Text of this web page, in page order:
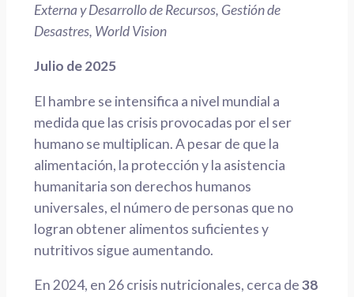
Externa y Desarrollo de Recursos, Gestión de
Desastres, World Vision
Julio de 2025
El hambre se intensifica a nivel mundial a
medida que las crisis provocadas por el ser
humano se multiplican. A pesar de que la
alimentación, la protección y la asistencia
humanitaria son derechos humanos
universales, el número de personas que no
logran obtener alimentos suficientes y
nutritivos sigue aumentando.
En 2024, en 26 crisis nutricionales, cerca de38